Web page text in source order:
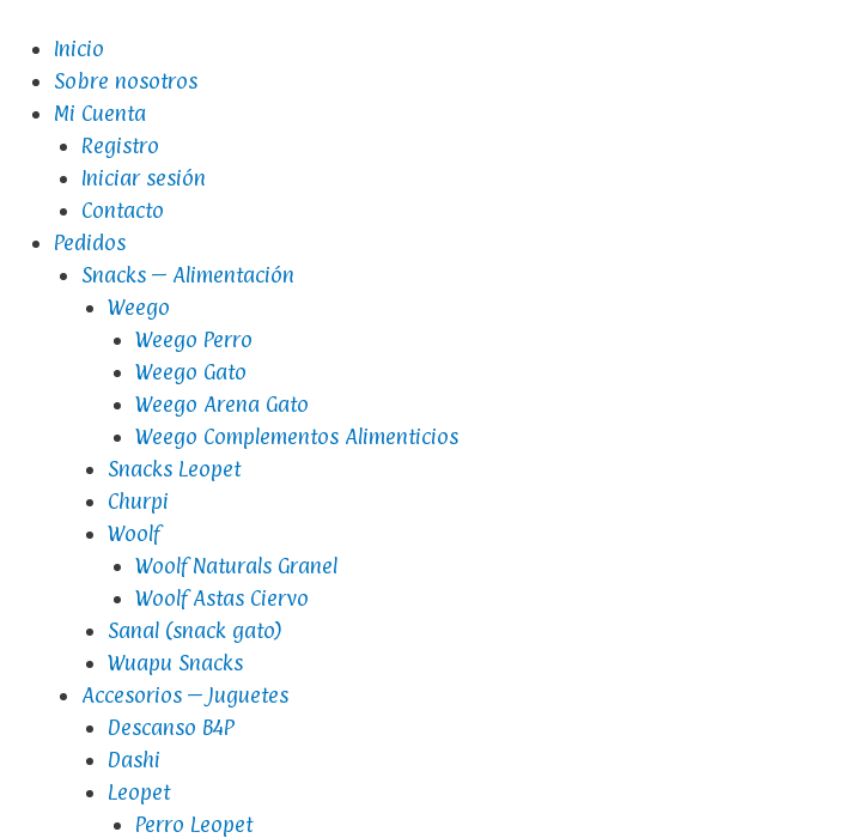
Inicio
Sobre nosotros
Mi Cuenta
Registro
Iniciar sesión
Contacto
Pedidos
Snacks – Alimentación
Weego
Weego Perro
Weego Gato
Weego Arena Gato
Weego Complementos Alimenticios
Snacks Leopet
Churpi
Woolf
Woolf Naturals Granel
Woolf Astas Ciervo
Sanal (snack gato)
Wuapu Snacks
Accesorios – Juguetes
Descanso B4P
Dashi
Leopet
Perro Leopet